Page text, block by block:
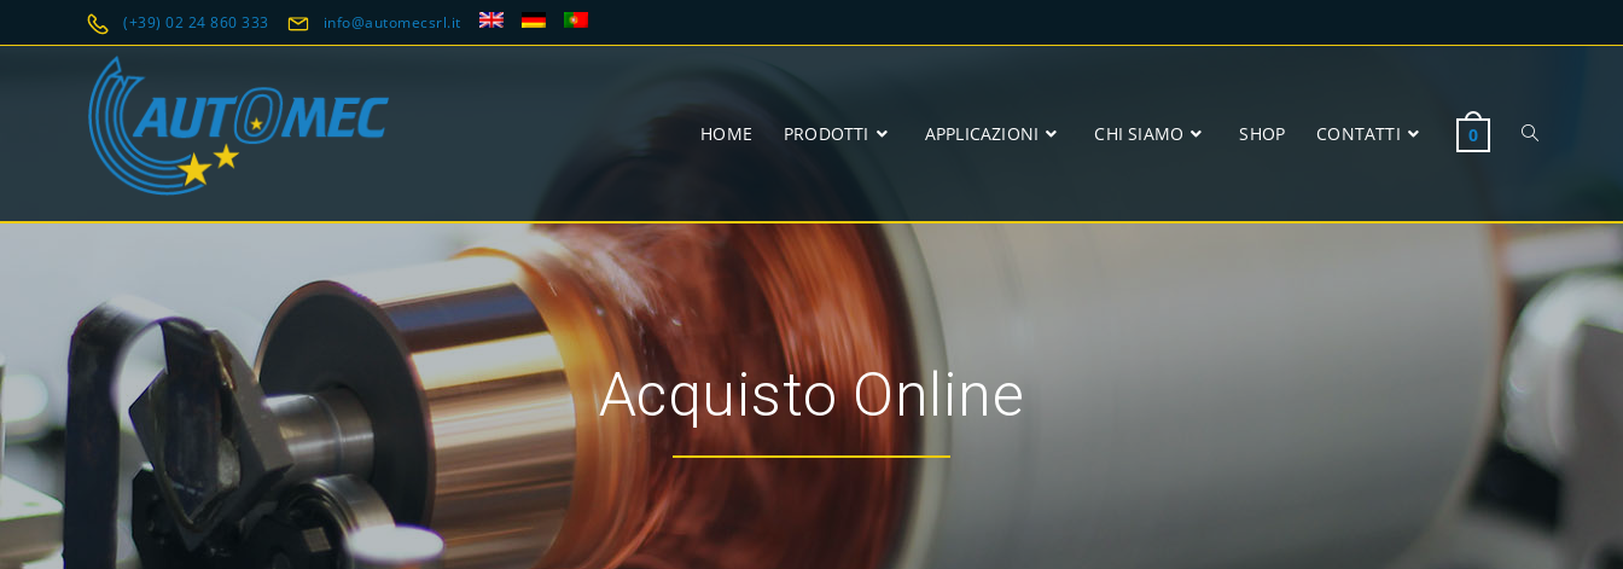
(+39) 02 24 860 333 info@automecsrl.it
HOME PRODOTTI APPLICAZIONI CHI SIAMO SHOP CONTATTI 0
Acquisto Online